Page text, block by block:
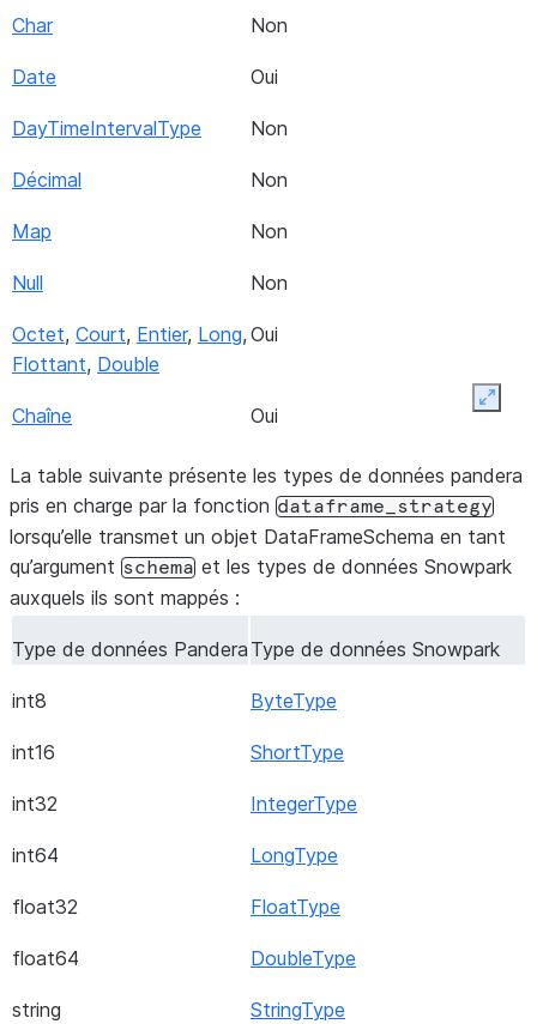
Char Non
Date Oui
DayTimeIntervalType Non
Décimal Non
Map Non
Null Non
Octet, Court, Entier, Long,
Flottant, Double
Oui
Chaîne Oui
Struct Non
Horodatage Oui
TimestampNTZ Oui
La table suivante présente les types de données pandera
pris en charge par la fonction dataframe_strategy
lorsqu’elle transmet un objet DataFrameSchema en tant
qu’argument schema et les types de données Snowpark
auxquels ils sont mappés :
Type de données Pandera Type de données Snowpark
int8 ByteType
int16 ShortType
int32 IntegerType
int64 LongType
float32 FloatType
float64 DoubleType
string StringType